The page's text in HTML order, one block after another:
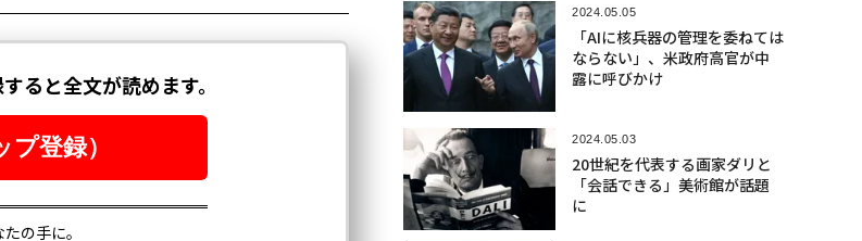
2024.05.05
「AIに核兵器の管理を委ねては
ならない」、米政府高官が中
露に呼びかけ
2024.05.03
20世紀を代表する画家ダリと
「会話できる」美術館が話題
に